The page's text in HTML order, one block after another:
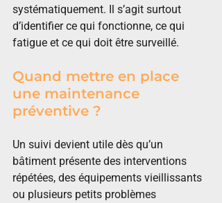
systématiquement. Il s’agit surtout
d’identifier ce qui fonctionne, ce qui
fatigue et ce qui doit être surveillé.
Quand mettre en place
une maintenance
préventive ?
Un suivi devient utile dès qu’un
bâtiment présente des interventions
répétées, des équipements vieillissants
ou plusieurs petits problèmes